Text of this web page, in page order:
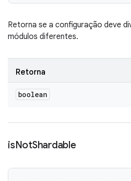
Retorna se a configuração deve
módulos diferentes.
Retorna
boolean
isNotShardable